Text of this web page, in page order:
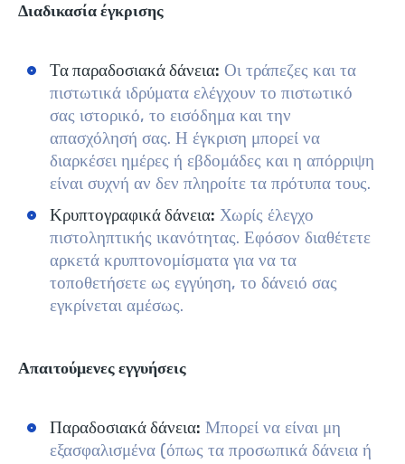
Διαδικασία έγκρισης
Τα παραδοσιακά δάνεια: Οι τράπεζες και τα
πιστωτικά ιδρύματα ελέγχουν το πιστωτικό
σας ιστορικό, το εισόδημα και την
απασχόλησή σας. Η έγκριση μπορεί να
διαρκέσει ημέρες ή εβδομάδες και η απόρριψη
είναι συχνή αν δεν πληροίτε τα πρότυπα τους.
Κρυπτογραφικά δάνεια: Χωρίς έλεγχο
πιστοληπτικής ικανότητας. Εφόσον διαθέτετε
αρκετά κρυπτονομίσματα για να τα
τοποθετήσετε ως εγγύηση, το δάνειό σας
εγκρίνεται αμέσως.
Απαιτούμενες εγγυήσεις
Παραδοσιακά δάνεια: Μπορεί να είναι μη
εξασφαλισμένα (όπως τα προσωπικά δάνεια ή